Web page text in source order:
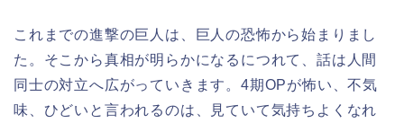
これまでの進撃の巨人は、巨人の恐怖から始まりまし
た。そこから真相が明らかになるにつれて、話は人間
同士の対立へ広がっていきます。4期OPが怖い、不気
味、ひどいと言われるのは、見ていて気持ちよくなれ